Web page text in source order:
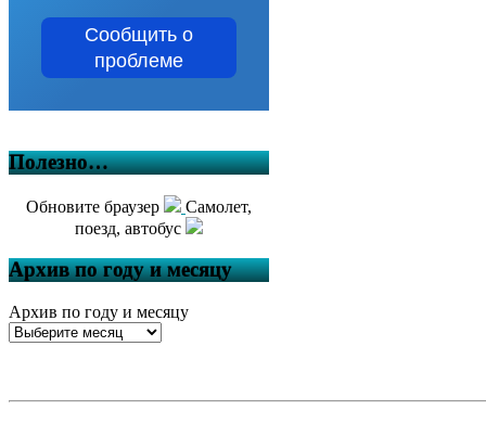
Сообщить о
проблеме
Полезно…
Обновите браузер
Самолет,
поезд, автобус
Архив по году и месяцу
Архив по году и месяцу